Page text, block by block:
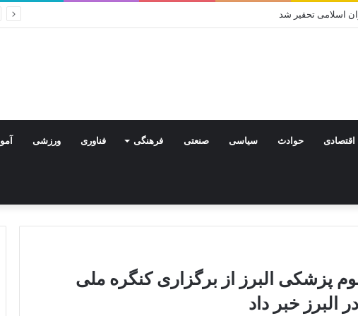
اسلامی تحقیر شد
اقتصادی حوادث سیاسی صنعتی فرهنگی فناوری ورزشی
پزشکی البرز از برگزاری کنگره ملی
البرز خبر داد